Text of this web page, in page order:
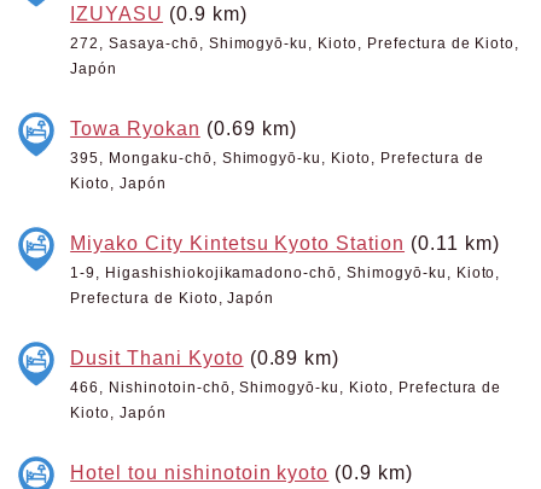
IZUYASU (0.9 km)
272, Sasaya-chō, Shimogyō-ku, Kioto, Prefectura de Kioto,
Japón
Towa Ryokan (0.69 km)
395, Mongaku-chō, Shimogyō-ku, Kioto, Prefectura de
Kioto, Japón
Miyako City Kintetsu Kyoto Station (0.11 km)
1-9, Higashishiokojikamadono-chō, Shimogyō-ku, Kioto,
Prefectura de Kioto, Japón
Dusit Thani Kyoto (0.89 km)
466, Nishinotoin-chō, Shimogyō-ku, Kioto, Prefectura de
Kioto, Japón
Hotel tou nishinotoin kyoto (0.9 km)